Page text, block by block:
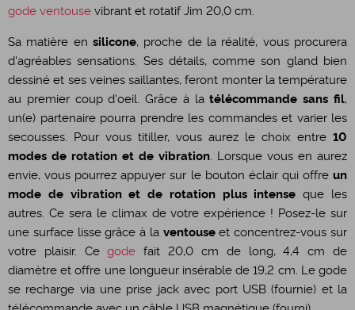
gode ventouse vibrant et rotatif Jim 20,0 cm.
Sa matière en silicone, proche de la réalité, vous procurera
d'agréables sensations. Ses détails, comme son gland bien
dessiné et ses veines saillantes, feront monter la température
au premier coup d'oeil. Grâce à latélécommande sans fil,
un(e) partenaire pourra prendre les commandes et varier les
secousses. Pour vous titiller, vous aurez le choix entre 10
modes de rotation et de vibration. Lorsque vous en aurez
envie, vous pourrez appuyer sur le bouton éclair qui offre un
mode de vibration et de rotation plus intense que les
autres. Ce sera le climax de votre expérience ! Posez-le sur
une surface lisse grâce à la ventouseet concentrez-vous sur
votre plaisir. Cegode fait 20,0 cm de long, 4,4 cm de
diamètre et offre une longueur insérable de 19,2 cm. Le gode
se recharge via une prise jack avec port USB (fournie) et la